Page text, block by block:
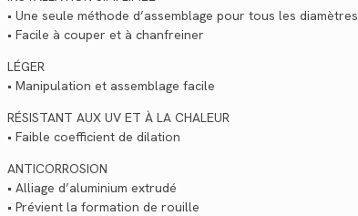
• Une seule méthode d’assemblage pour tous les diamètres
• Facile à couper et à chanfreiner
LÉGER
• Manipulation et assemblage facile
RÉSISTANT AUX UV ET À LA CHALEUR
• Faible coefficient de dilation
ANTICORROSION
• Alliage d’aluminium extrudé
• Prévient la formation de rouille